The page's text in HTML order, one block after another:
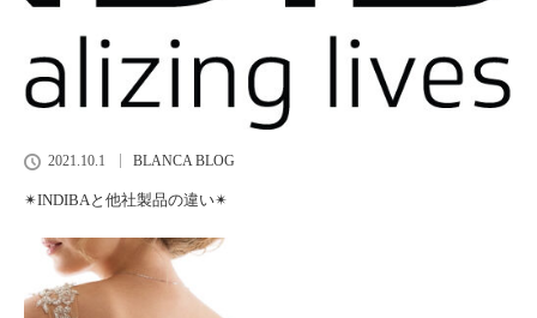
2021.10.1 BLANCA BLOG
✴︎INDIBAと他社製品の違い✴︎